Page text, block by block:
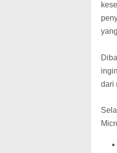
dari